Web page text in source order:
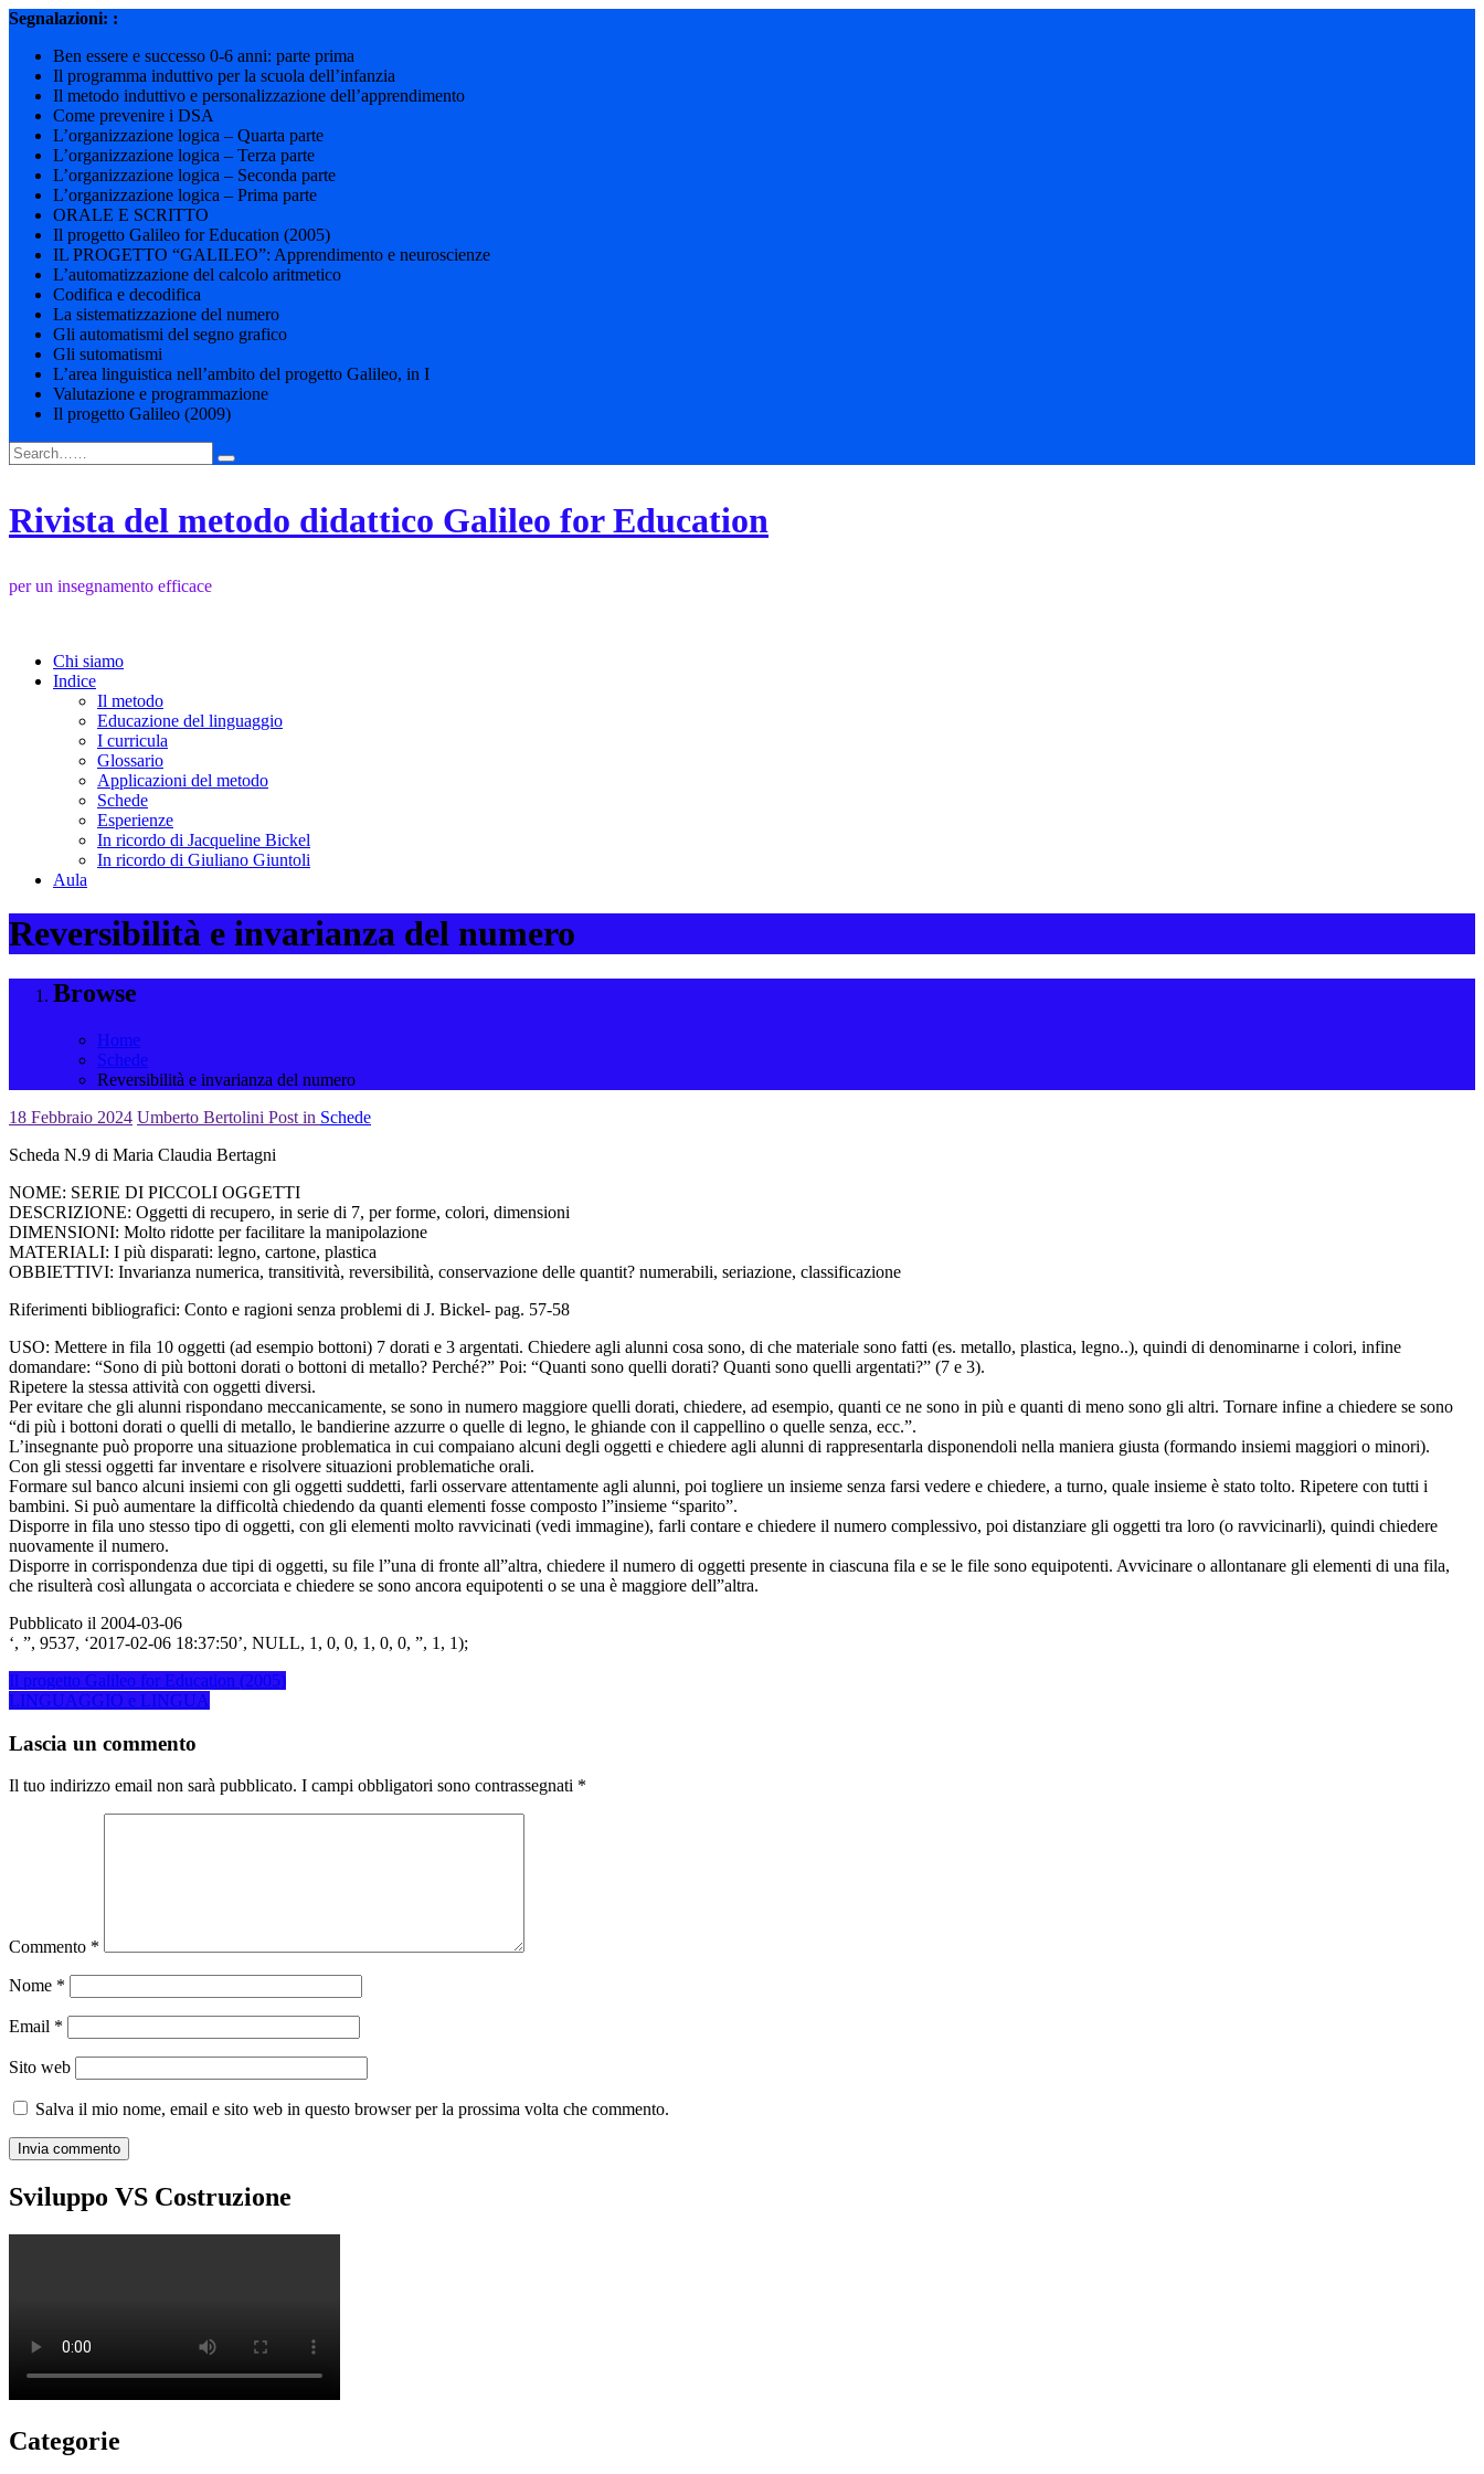
Skip
content
Segnalazioni: :
Ben essere e successo 0-6 anni: parte prima
Il programma induttivo per la scuola dell’infanzia
Il metodo induttivo e personalizzazione dell’apprendimento
Come prevenire i DSA
L’organizzazione logica – Quarta parte
L’organizzazione logica – Terza parte
L’organizzazione logica – Seconda parte
L’organizzazione logica – Prima parte
ORALE E SCRITTO
Il progetto Galileo for Education (2005)
IL PROGETTO “GALILEO”: Apprendimento e neuroscienze
L’automatizzazione del calcolo aritmetico
Codifica e decodifica
La sistematizzazione del numero
Gli automatismi del segno grafico
Gli sutomatismi
L’area linguistica nell’ambito del progetto Galileo, in I
Valutazione e programmazione
Il progetto Galileo (2009)
Rivista del metodo didattico Galileo for Education
per un insegnamento efficace
Chi siamo
Indice
Il metodo
Educazione del linguaggio
I curricula
Glossario
Applicazioni del metodo
Schede
Esperienze
In ricordo di Jacqueline Bickel
In ricordo di Giuliano Giuntoli
Aula
Reversibilità e invarianza del numero
Browse
Home
Schede
Reversibilità e invarianza del numero
18 Febbraio 2024 Umberto Bertolini Post in Schede
Scheda N.9 di Maria Claudia Bertagni
NOME: SERIE DI PICCOLI OGGETTI
DESCRIZIONE: Oggetti di recupero, in serie di 7, per forme, colori, dimensioni
DIMENSIONI: Molto ridotte per facilitare la manipolazione
MATERIALI: I più disparati: legno, cartone, plastica
OBBIETTIVI: Invarianza numerica, transitività, reversibilità, conservazione delle quantit? numerabili, seriazione, classificazione
Riferimenti bibliografici: Conto e ragioni senza problemi di J. Bickel- pag. 57-58
USO: Mettere in fila 10 oggetti (ad esempio bottoni) 7 dorati e 3 argentati. Chiedere agli alunni cosa sono, di che materiale sono fatti (es. metallo, plastica, legno..), quindi di denominarne i colori, infine
domandare: “Sono di più bottoni dorati o bottoni di metallo? Perché?” Poi: “Quanti sono quelli dorati? Quanti sono quelli argentati?” (7 e 3).
Ripetere la stessa attività con oggetti diversi.
Per evitare che gli alunni rispondano meccanicamente, se sono in numero maggiore quelli dorati, chiedere, ad esempio, quanti ce ne sono in più e quanti di meno sono gli altri. Tornare infine a chiedere se sono
“di più i bottoni dorati o quelli di metallo, le bandierine azzurre o quelle di legno, le ghiande con il cappellino o quelle senza, ecc.”.
L’insegnante può proporre una situazione problematica in cui compaiano alcuni degli oggetti e chiedere agli alunni di rappresentarla disponendoli nella maniera giusta (formando insiemi maggiori o minori).
Con gli stessi oggetti far inventare e risolvere situazioni problematiche orali.
Formare sul banco alcuni insiemi con gli oggetti suddetti, farli osservare attentamente agli alunni, poi togliere un insieme senza farsi vedere e chiedere, a turno, quale insieme è stato tolto. Ripetere con tutti i
bambini. Si può aumentare la difficoltà chiedendo da quanti elementi fosse composto l”insieme “sparito”.
Disporre in fila uno stesso tipo di oggetti, con gli elementi molto ravvicinati (vedi immagine), farli contare e chiedere il numero complessivo, poi distanziare gli oggetti tra loro (o ravvicinarli), quindi chiedere
nuovamente il numero.
Disporre in corrispondenza due tipi di oggetti, su file l”una di fronte all”altra, chiedere il numero di oggetti presente in ciascuna fila e se le file sono equipotenti. Avvicinare o allontanare gli elementi di una fila,
che risulterà così allungata o accorciata e chiedere se sono ancora equipotenti o se una è maggiore dell”altra.
Pubblicato il 2004-03-06
‘, ”, 9537, ‘2017-02-06 18:37:50’, NULL, 1, 0, 0, 1, 0, 0, ”, 1, 1);
Navigazione
articoli
Il progetto Galileo for Education (2005)
LINGUAGGIO e LINGUA
Lascia un commento
Il tuo indirizzo email non sarà pubblicato. I campi obbligatori sono contrassegnati *
Commento *
Nome *
Email *
Sito web
Salva il mio nome, email e sito web in questo browser per la prossima volta che commento.
Sviluppo VS Costruzione
Categorie